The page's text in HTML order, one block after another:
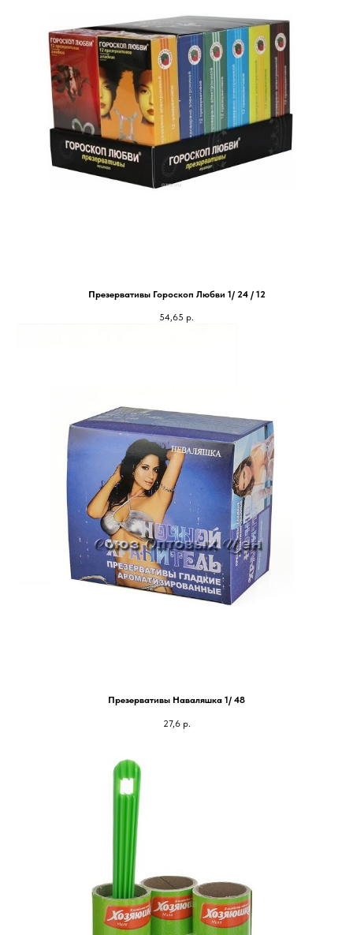
Презервативы Гороскоп Любви 1/ 24 / 12
54,65 р.
Презервативы Наваляшка 1/ 48
27,6 р.